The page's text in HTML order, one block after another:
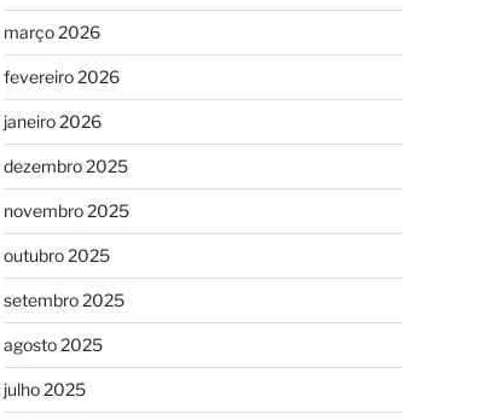
março 2026
fevereiro 2026
janeiro 2026
dezembro 2025
novembro 2025
outubro 2025
setembro 2025
agosto 2025
julho 2025